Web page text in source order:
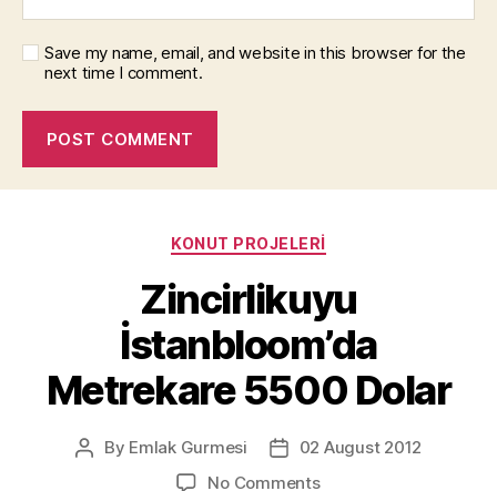
Save my name, email, and website in this browser for the
next time I comment.
Categories
KONUT PROJELERI
Zincirlikuyu
İstanbloom’da
Metrekare 5500 Dolar
Post
By Emlak Gurmesi
Post02 August 2012
No Commentson